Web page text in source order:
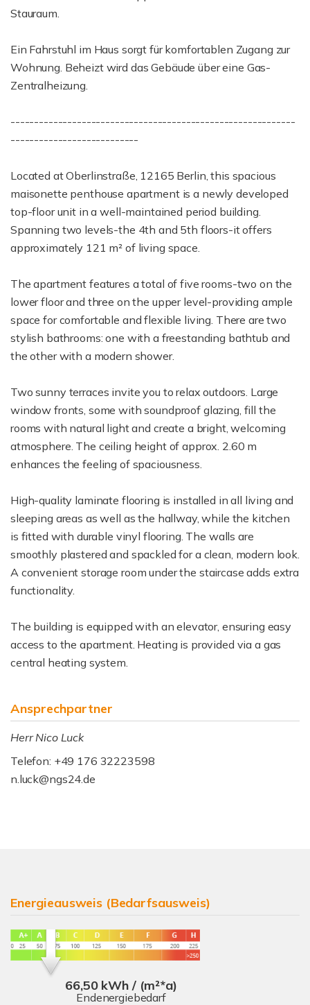
Stauraum.
Ein Fahrstuhl im Haus sorgt für komfortablen Zugang zur
Wohnung. Beheizt wird das Gebäude über eine Gas-
Zentralheizung.
------------------------------------------------------------
---------------------------
Located at Oberlinstraße, 12165 Berlin, this spacious
maisonette penthouse apartment is a newly developed
top-floor unit in a well-maintained period building.
Spanning two levels-the 4th and 5th floors-it offers
approximately 121 m² of living space.
The apartment features a total of five rooms-two on the
lower floor and three on the upper level-providing ample
space for comfortable and flexible living. There are two
stylish bathrooms: one with a freestanding bathtub and
the other with a modern shower.
Two sunny terraces invite you to relax outdoors. Large
window fronts, some with soundproof glazing, fill the
rooms with natural light and create a bright, welcoming
atmosphere. The ceiling height of approx. 2.60 m
enhances the feeling of spaciousness.
High-quality laminate flooring is installed in all living and
sleeping areas as well as the hallway, while the kitchen
is fitted with durable vinyl flooring. The walls are
smoothly plastered and spackled for a clean, modern look.
A convenient storage room under the staircase adds extra
functionality.
The building is equipped with an elevator, ensuring easy
access to the apartment. Heating is provided via a gas
central heating system.
Ansprechpartner
Herr Nico Luck
Telefon: +49 176 32223598
n.luck@ngs24.de
Energieausweis (Bedarfsausweis)
66,50 kWh / (m²*a)
Endenergiebedarf